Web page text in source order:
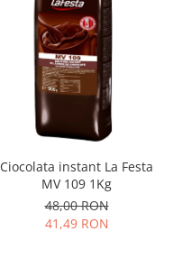
Ciocolata instant La Festa
MV 109 1Kg
48,00 RON
41,49 RON